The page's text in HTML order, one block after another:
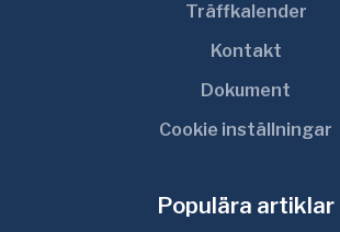
Träffkalender
Kontakt
Dokument
Cookie inställningar
Populära artiklar